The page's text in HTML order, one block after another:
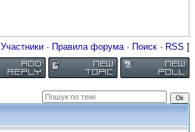
Участники · Правила форума· Поиск · RSS ]